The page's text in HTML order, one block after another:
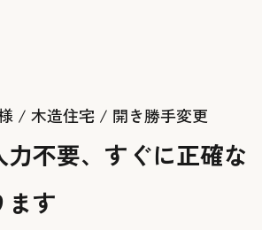
/ 木造住宅 / 開き勝手変更
不要、すぐに正確な
ます